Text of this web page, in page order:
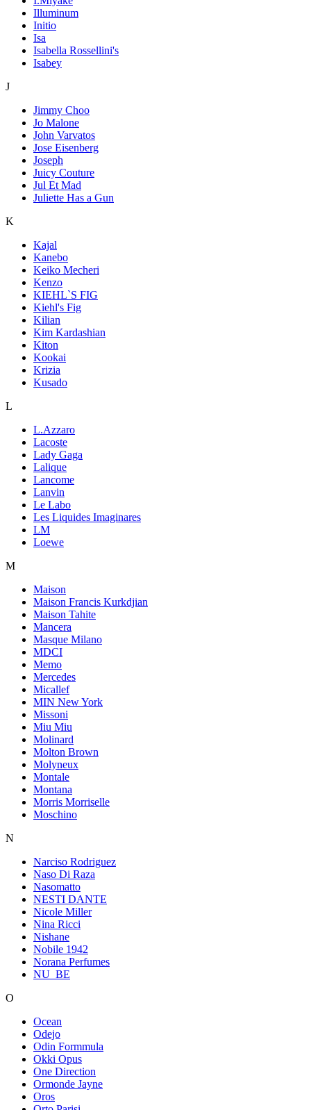
Illuminum
Initio
Isa
Isabella Rossellini's
Isabey
J
Jimmy Choo
Jo Malone
John Varvatos
Jose Eisenberg
Joseph
Juicy Couture
Jul Et Mad
Juliette Has a Gun
K
Kajal
Kanebo
Keiko Mecheri
Kenzo
KIEHL`S FIG
Kiehl's Fig
Kilian
Kim Kardashian
Kiton
Kookai
Krizia
Kusado
L
L.Azzaro
Lacoste
Lady Gaga
Lalique
Lancome
Lanvin
Le Labo
Les Liquides Imaginares
LM
Loewe
M
Maison
Maison Francis Kurkdjian
Maison Tahite
Mancera
Masque Milano
MDCI
Memo
Mercedes
Micallef
MIN New York
Missoni
Miu Miu
Molinard
Molton Brown
Molyneux
Montale
Montana
Morris Morriselle
Moschino
N
Narciso Rodriguez
Naso Di Raza
Nasomatto
NESTI DANTE
Nicole Miller
Nina Ricci
Nishane
Nobile 1942
Norana Perfumes
NU_BE
O
Ocean
Odejo
Odin Formmula
Okki Opus
One Direction
Ormonde Jayne
Oros